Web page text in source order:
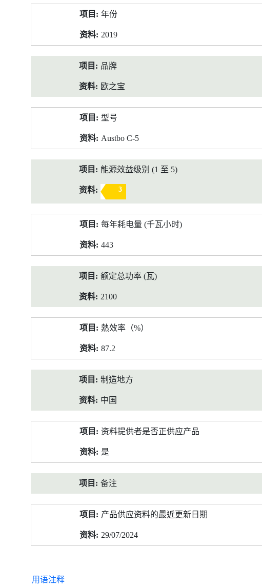
年份
2019
品牌
欧之宝
型号
Austbo C-5
能源效益级别 (1 至 5)
3
每年耗电量 (千瓦小时)
443
额定总功率 (瓦)
2100
熱效率（%）
87.2
制造地方
中国
资料提供者是否正供应产品
是
备注
产品供应资料的最近更新日期
29/07/2024
用语注释